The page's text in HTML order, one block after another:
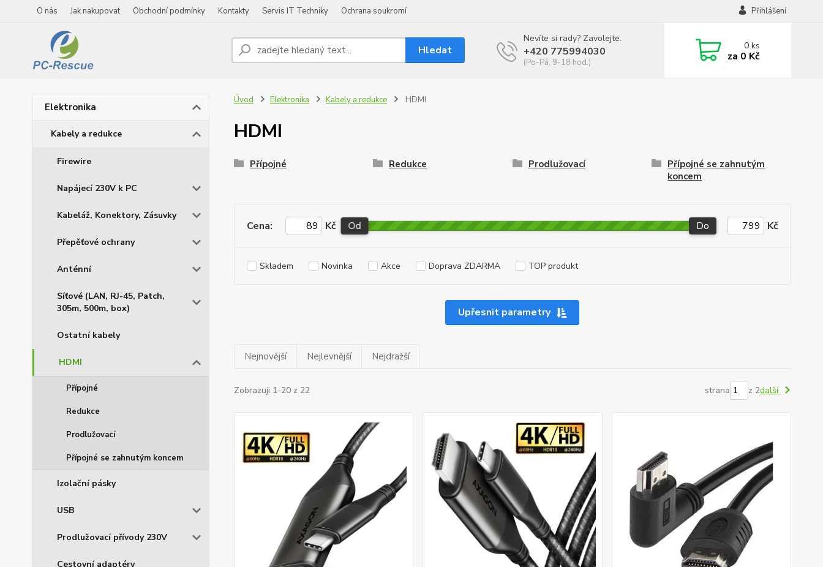
O nás Jak nakupovat Obchodní podmínky Kontakty Servis IT Techniky Ochrana soukromí Přihlášení
Hledat
Nevíte si rady? Zavolejte.
+420 775994030
(Po-Pá, 9-18 hod.)
0ks
za 0 Kč
Elektronika
Kabely a redukce
Firewire
Napájecí 230V k PC
Kabeláž, Konektory, Zásuvky
Přepěťové ochrany
Anténní
Síťové (LAN, RJ-45, Patch,
305m, 500m, box)
Ostatní kabely
HDMI
Přípojné
Redukce
Prodlužovací
Přípojné se zahnutým koncem
Izolační pásky
USB
Prodlužovací přívody 230V
Cestovní adaptéry
Úvod Elektronika Kabely a redukce HDMI
HDMI
Přípojné Redukce Prodlužovací
Přípojné se zahnutým
koncem
Upřesnit parametry
Cena: Kč Od Do Kč
Skladem Novinka Akce Doprava ZDARMA TOP produkt
Nejnovější Nejlevnější Nejdražší
Zobrazuji 1-20 z 22 strana z 2další